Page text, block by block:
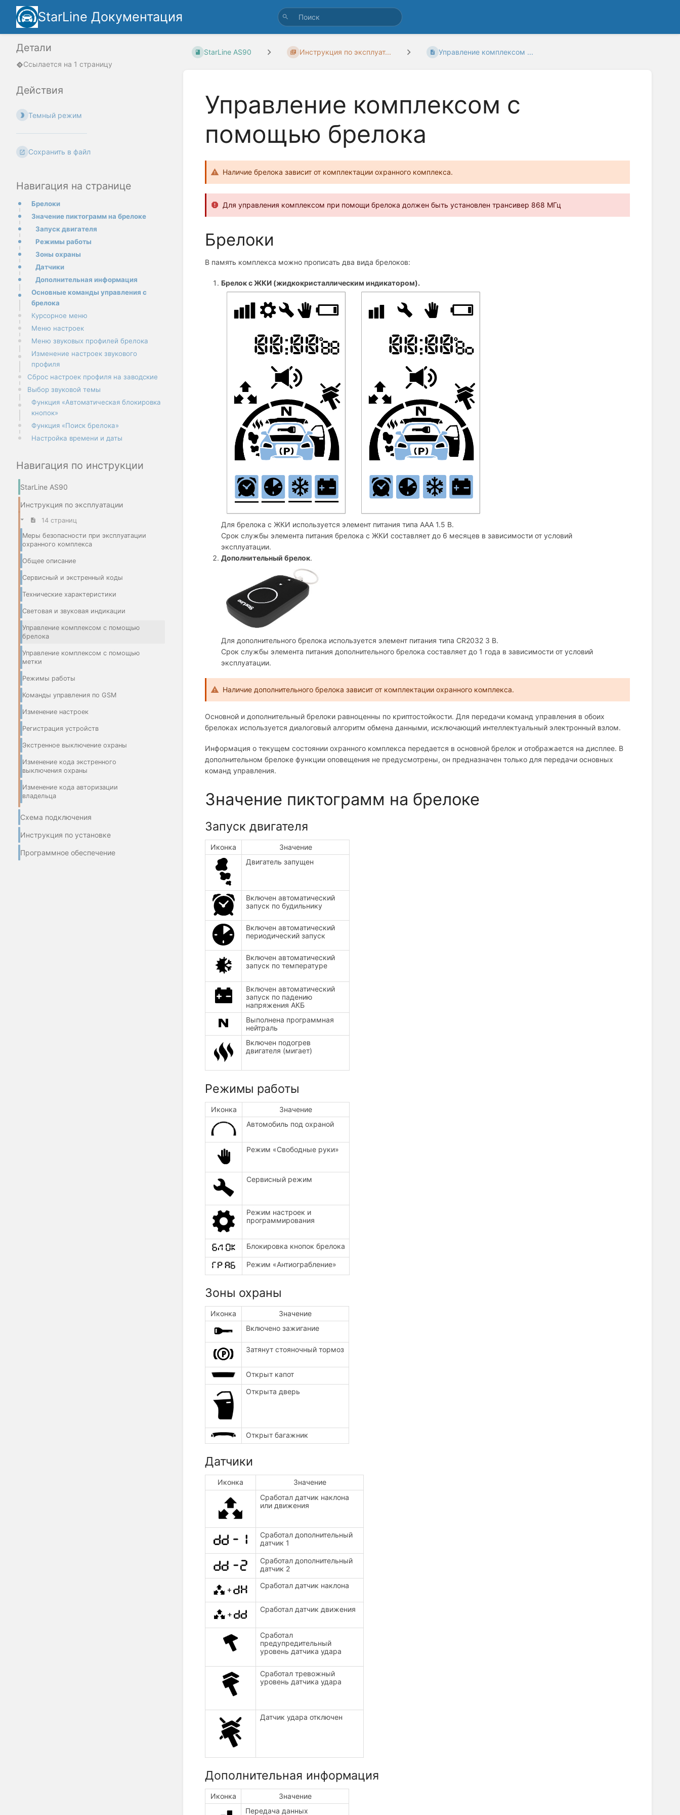
StarLine Документация
Детали
Ссылается на 1 страницу
Действия
Темный режим
Сохранить в файл
Навигация на странице
Брелоки
Значение пиктограмм на брелоке
Запуск двигателя
Режимы работы
Зоны охраны
Датчики
Дополнительная информация
Основные команды управления с
брелока
Курсорное меню
Меню настроек
Меню звуковых профилей брелока
Изменение настроек звукового
профиля
Сброс настроек профиля на заводские
Выбор звуковой темы
Функция «Автоматическая блокировка
кнопок»
Функция «Поиск брелока»
Настройка времени и даты
Навигация по инструкции
StarLine AS90
Инструкция по эксплуатации
14 страниц
Меры безопасности при эксплуатации
охранного комплекса
Общее описание
Сервисный и экстренный коды
Технические характеристики
Световая и звуковая индикации
Управление комплексом с помощью
брелока
Управление комплексом с помощью
метки
Режимы работы
Команды управления по GSM
Изменение настроек
Регистрация устройств
Экстренное выключение охраны
Изменение кода экстренного
выключения охраны
Изменение кода авторизации
владельца
Схема подключения
Инструкция по установке
Программное обеспечение
StarLine AS90 Инструкция по эксплуат... Управление комплексом ...
Управление комплексом с
помощью брелока
Наличие брелока зависит от комплектации охранного комплекса.
Для управления комплексом при помощи брелока должен быть установлен трансивер 868 МГц
Брелоки
В память комплекса можно прописать два вида брелоков:
Брелок с ЖКИ (жидкокристаллическим индикатором).
Для брелока с ЖКИ используется элемент питания типа ААА 1.5 В.
Срок службы элемента питания брелока с ЖКИ составляет до 6 месяцев в зависимости от условий
эксплуатации.
Дополнительный брелок.
Для дополнительного брелока используется элемент питания типа CR2032 3 В.
Срок службы элемента питания дополнительного брелока составляет до 1 года в зависимости от условий
эксплуатации.
Наличие дополнительного брелока зависит от комплектации охранного комплекса.
Основной и дополнительный брелоки равноценны по криптостойкости. Для передачи команд управления в обоих
брелоках используется диалоговый алгоритм обмена данными, исключающий интеллектуальный электронный взлом.
Информация о текущем состоянии охранного комплекса передается в основной брелок и отображается на дисплее. В
дополнительном брелоке функции оповещения не предусмотрены, он предназначен только для передачи основных
команд управления.
Значение пиктограмм на брелоке
Запуск двигателя
Иконка
Значение
Двигатель запущен
Включен автоматический
запуск по будильнику
Включен автоматический
периодический запуск
Включен автоматический
запуск по температуре
Включен автоматический
запуск по падению
напряжения АКБ
Выполнена программная
нейтраль
Включен подогрев
двигателя (мигает)
Режимы работы
Иконка
Значение
Автомобиль под охраной
Режим «Свободные руки»
Сервисный режим
Режим настроек и
программирования
Блокировка кнопок брелока
Режим «Антиограбление»
Зоны охраны
Иконка
Значение
Включено зажигание
Затянут стояночный тормоз
Открыт капот
Открыта дверь
Открыт багажник
Датчики
Иконка
Значение
Сработал датчик наклона
или движения
Сработал дополнительный
датчик 1
Сработал дополнительный
датчик 2
Сработал датчик наклона
Сработал датчик движения
Сработал
предупредительный
уровень датчика удара
Сработал тревожный
уровень датчика удара
Датчик удара отключен
Дополнительная информация
Иконка
Значение
Передача данных